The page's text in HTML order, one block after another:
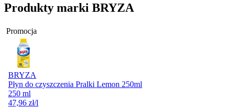
Produkty marki BRYZA
Promocja
BRYZA
Płyn do czyszczenia Pralki Lemon 250ml
250 ml
47,96 zł/l